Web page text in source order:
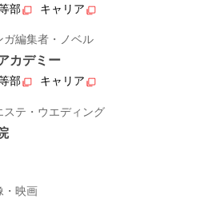
部 キャリア
ガ編集者・ノベル
カデミー
部 キャリア
テ・ウエディング
・映画